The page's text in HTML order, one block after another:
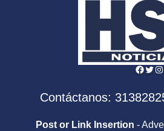
Contáctanos:
Post or Link Insertion -